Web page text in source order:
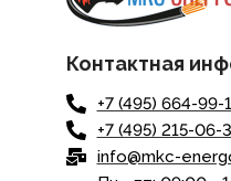
Контактная
+7 (495) 664-
+7 (495) 215-06-
info@mkc-